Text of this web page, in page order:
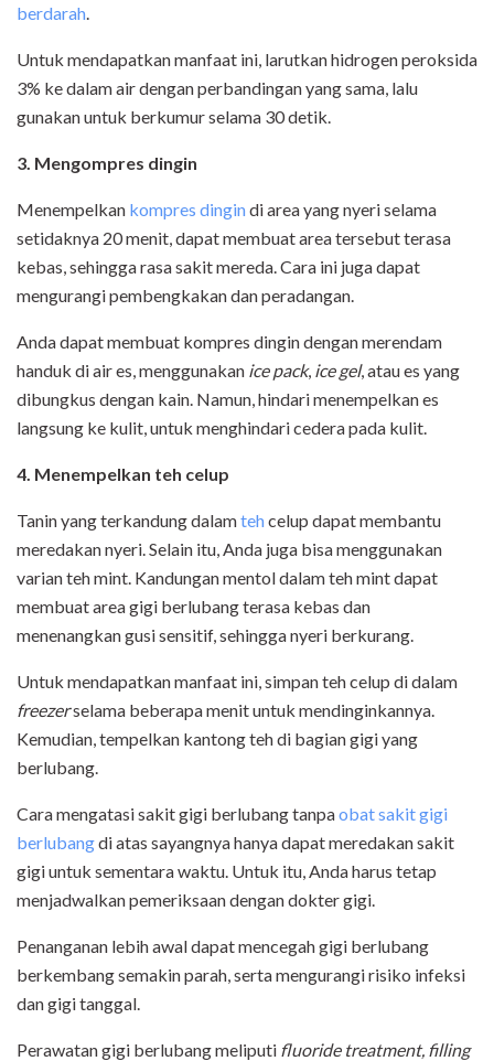
berdarah.
Untuk mendapatkan manfaat ini, larutkan hidrogen peroksida
3% ke dalam air dengan perbandingan yang sama, lalu
gunakan untuk berkumur selama 30 detik.
3. Mengompres dingin
Menempelkan kompres dingindi area yang nyeri selama
setidaknya 20 menit, dapat membuat area tersebut terasa
kebas, sehingga rasa sakit mereda. Cara ini juga dapat
mengurangi pembengkakan dan peradangan.
Anda dapat membuat kompres dingin dengan merendam
handuk di air es, menggunakan ice pack, ice gel, atau es yang
dibungkus dengan kain. Namun, hindari menempelkan es
langsung ke kulit, untuk menghindari cedera pada kulit.
4. Menempelkan teh celup
Tanin yang terkandung dalamtehcelup dapat membantu
meredakan nyeri. Selain itu, Anda juga bisa menggunakan
varian teh mint. Kandungan mentol dalam teh mint dapat
membuat area gigi berlubang terasa kebas dan
menenangkan gusi sensitif, sehingga nyeri berkurang.
Untuk mendapatkan manfaat ini, simpan teh celup di dalam
freezerselama beberapa menit untuk mendinginkannya.
Kemudian, tempelkan kantong teh di bagian gigi yang
berlubang.
Cara mengatasi sakit gigi berlubang tanpaobat sakit gigi
berlubangdi atas sayangnya hanya dapat meredakan sakit
gigi untuk sementara waktu. Untuk itu, Anda harus tetap
menjadwalkan pemeriksaan dengan dokter gigi.
Penanganan lebih awal dapat mencegah gigi berlubang
berkembang semakin parah, serta mengurangi risiko infeksi
dan gigi tanggal.
Perawatan gigi berlubang meliputi fluoride treatment, filling